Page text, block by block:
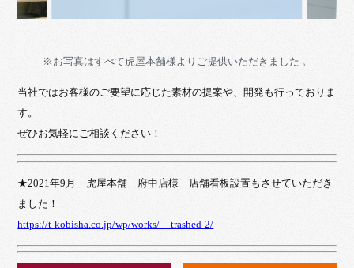
※お写真はすべて虎屋本舗様よりご提供いただきました 。
当社ではお客様のご要望に応じた素材の提案や、開発も行っておりま
す。
ぜひお気軽にご相談ください！
★2021年9月 虎屋本舗 府中店様 店舗看板設置もさせていただき
ました！
https://t-kobisha.co.jp/wp/works/__trashed-2/